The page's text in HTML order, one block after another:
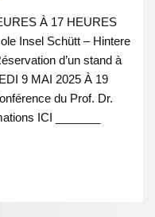
À 17 HEURES
Insel Schütt – Hintere
d’un stand à
9 MAI 2025 À 19
du Prof. Dr.
ICI _______